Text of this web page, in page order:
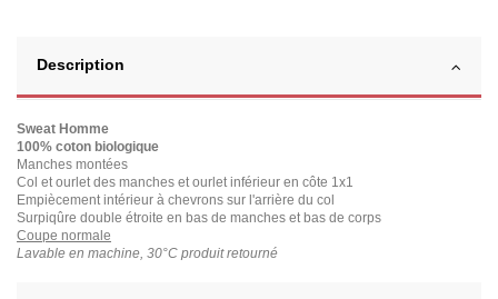
Description
Sweat Homme
100% coton biologique
Manches montées
Col et ourlet des manches et ourlet inférieur en côte 1x1
Empiècement intérieur à chevrons sur l'arrière du col
Surpiqûre double étroite en bas de manches et bas de corps
Coupe normale
Lavable en machine, 30°C produit retourné